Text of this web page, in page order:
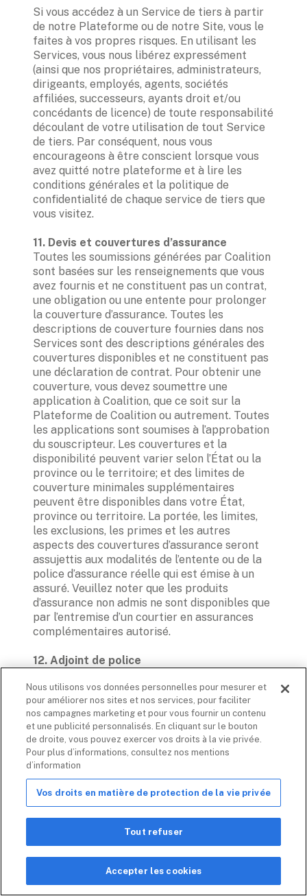
Si vous accédez à un Service de tiers à partir
de notre Plateforme ou de notre Site, vous le
faites à vos propres risques. En utilisant les
Services, vous nous libérez expressément
(ainsi que nos propriétaires, administrateurs,
dirigeants, employés, agents, sociétés
affiliées, successeurs, ayants droit et/ou
concédants de licence) de toute responsabilité
découlant de votre utilisation de tout Service
de tiers. Par conséquent, nous vous
encourageons à être conscient lorsque vous
avez quitté notre plateforme et à lire les
conditions générales et la politique de
confidentialité de chaque service de tiers que
vous visitez.
Toutes les soumissions générées par Coalition
sont basées sur les renseignements que vous
avez fournis et ne constituent pas un contrat,
une obligation ou une entente pour prolonger
la couverture d’assurance. Toutes les
descriptions de couverture fournies dans nos
Services sont des descriptions générales des
couvertures disponibles et ne constituent pas
une déclaration de contrat. Pour obtenir une
couverture, vous devez soumettre une
application à Coalition, que ce soit sur la
Plateforme de Coalition ou autrement. Toutes
les applications sont soumises à l’approbation
du souscripteur. Les couvertures et la
disponibilité peuvent varier selon l’État ou la
province ou le territoire; et des limites de
couverture minimales supplémentaires
peuvent être disponibles dans votre État,
province ou territoire. La portée, les limites,
les exclusions, les primes et les autres
aspects des couvertures d’assurance seront
assujettis aux modalités de l’entente ou de la
police d’assurance réelle qui est émise à un
assuré. Veuillez noter que les produits
d’assurance non admis ne sont disponibles que
par l’entremise d’un courtier en assurances
complémentaires autorisé.
suggestions de Coalition pour le processus de
demande et la couverture d’assurance. Les
renseignements fournis par l’assistant de
police de Coalition ne sont pas et ne doivent
pas être interprétés comme des conseils
d’assurance. Coalition n’est pas responsable
mal interprétées et ne garantit pas la qualité
et la précision du contenu. Toute conclusion et
décision d’achat d’assurance, comme les
montants de garantie, les limites et les
rétentions, est entièrement et exclusivement
sa seule discrétion, modifier le contenu et les
Nous utilisons vos données personnelles pour mesurer et
pour améliorer nos sites et nos services, pour faciliter
nos campagnes marketing et pour vous fournir un contenu
et une publicité personnalisés. En cliquant sur le bouton
de droite, vous pouvez exercer vos droits à la vie privée.
Pour plus d’informations, consultez nos mentions
d’information
Vos droits en matière de protection de la vie privée
Tout refuser
Accepter les cookies